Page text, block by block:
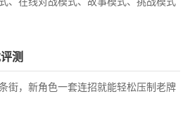
测
街，新角色一套连招就能轻松压制老牌